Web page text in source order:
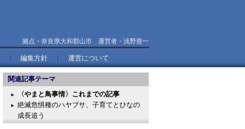
拠点・奈良県大和郡山市 運営者・浅野善一
編集方針 運営について
関連記事テーマ
〈やまと鳥事情〉これまでの記事
絶滅危惧種のハヤブサ、子育てとひなの
成長追う